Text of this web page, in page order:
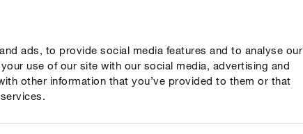
ads, to provide social media features and to analyse our
use of our site with our social media, advertising and
other information that you’ve provided to them or that
Tot je dienst Onderneming